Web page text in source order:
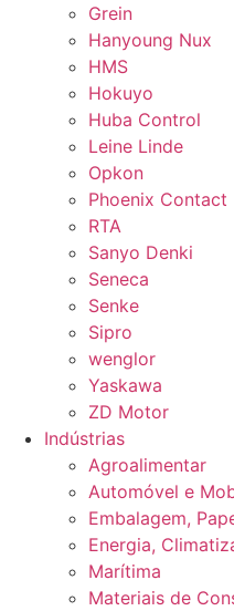
Grein
Hanyoung Nux
HMS
Hokuyo
Huba Control
Leine Linde
Opkon
Phoenix Contact
RTA
Sanyo Denki
Seneca
Senke
Sipro
wenglor
Yaskawa
ZD Motor
Indústrias
Agroalimentar
Automóvel e
Embalagem,
Energia,
Marítima
Materiais de